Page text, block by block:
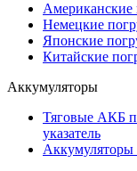
Американские
Немецкие
Японские
Китайские
Аккумуляторы
Тяговые АКБ
указатель
Аккумуляторы